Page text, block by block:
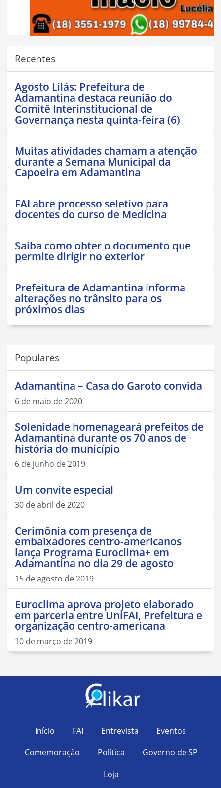
Recentes
Agosto Lilás: Prefeitura de
Adamantina destaca reunião do
Comitê Interinstitucional de
Governança nesta quinta-feira (6)
Muitas atividades chamam a atenção
durante a Semana Municipal da
Capoeira em Adamantina
FAI abre processo seletivo para
docentes do curso de Medicina
Saiba como obter o documento que
permite dirigir no exterior
Prefeitura de Adamantina informa
alterações no trânsito para os
próximos dias
Populares
Adamantina – Casa do Garoto convida
6 de maio de 2020
Solenidade homenageará prefeitos de
Adamantina durante os 70 anos de
história do município
6 de junho de 2019
Um convite especial
30 de abril de 2020
Cerimônia com presença de
embaixadores centro-americanos
lança Programa Euroclima+ em
Adamantina no dia 29 de agosto
15 de agosto de 2019
Euroclima aprova projeto elaborado
em parceria entre UniFAI, Prefeitura e
organização centro-americana
10 de março de 2019
Início FAI Entrevista
Eventos
Comemoração
Política
Governo de SP
Loja